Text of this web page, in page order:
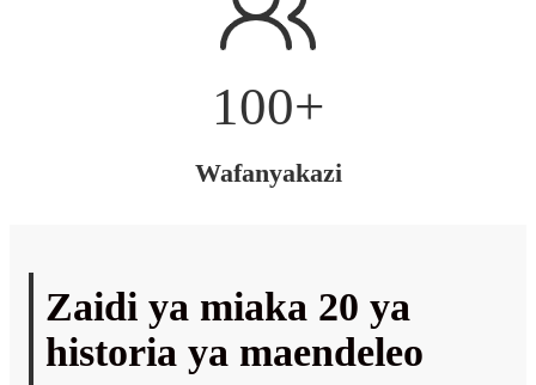
100+
Wafanyakazi
Zaidi ya miaka 20 ya
historia ya maendeleo